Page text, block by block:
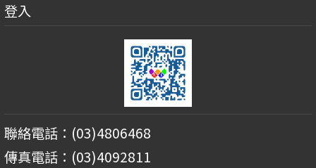
登入
聯絡電話：(03)4806468
傳真電話：(03)4092811